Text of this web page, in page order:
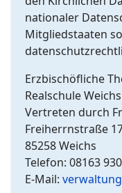
nationaler
Mitgliedstaaten
Erzbischöfliche
Realschule Weichs
Vertreten durch
Freiherrnstraße
85258 Weichs
Telefon: 08163
E-Mail: